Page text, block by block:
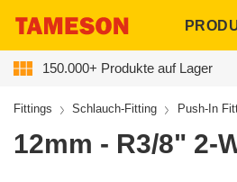
150.000+ Produkte auf Lager
Fittings Schlauch-Fitting Push-In
12mm - R3/8" 2-